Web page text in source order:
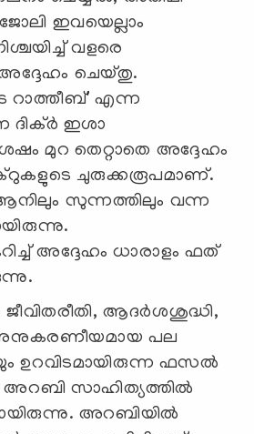
ഇവയെല്ലാം
വളരെ
ചെയ്തു.
റാത്തീബ്' എന്ന
ദിക്ർ ഇശാ
മുറ തെറ്റാതെ അദ്ദേഹം
ചുരുക്കരൂപമാണ്.
സുന്നത്തിലും വന്ന
അദ്ദേഹം ധാരാളം ഫത്
ആദർശശുദ്ധി,
പല
ഉറവിടമായിരുന്ന ഫസൽ
സാഹിത്യത്തിൽ
അറബിയിൽ